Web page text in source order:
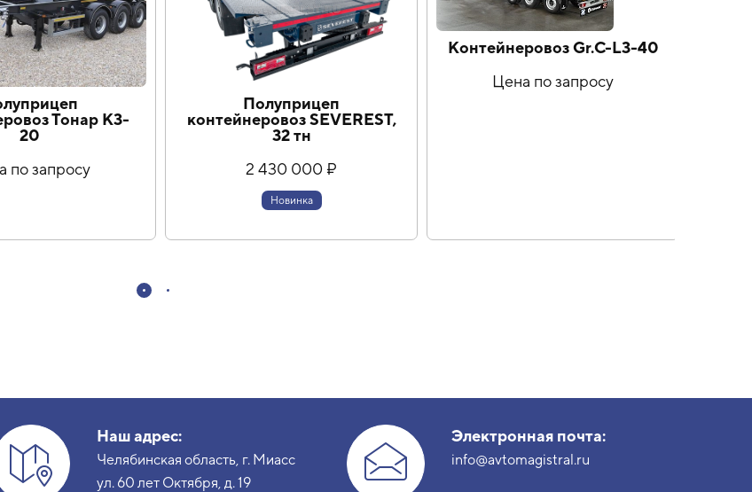
Тонар К3-
20
по запросу
Полуприцеп
контейнеровоз SEVEREST,
32 тн
2 430 000 ₽
Новинка
Контейнеровоз Gr.C-L3-40
Цена по запросу
Наш адрес:
Челябинская область, г. Миасс
ул. 60 лет Октября, д. 19
Электронная почта:
info@avtomagistral.ru